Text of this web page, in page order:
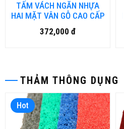
TẤM VÁCH NGĂN NHỰA
HAI MẶT VÂN GỖ CAO CẤP
372,000 đ
THẢM THÔNG DỤNG
Hot